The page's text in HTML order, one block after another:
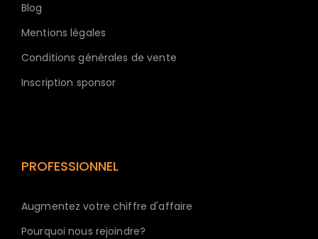
Blog
Mentions légales
Conditions générales de vente
Inscription sponsor
PROFESSIONNEL
Augmentez votre chiffre d'affaire
Pourquoi nous rejoindre?